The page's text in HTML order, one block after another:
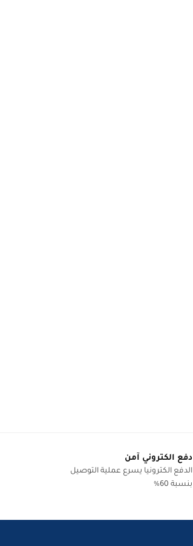
دفع الكتروني آمن
الدفع الكترونيا يسرع عملية التوصيل
بنسبة 60%